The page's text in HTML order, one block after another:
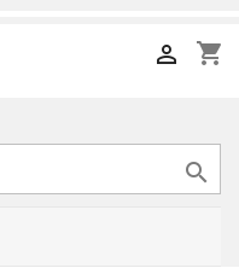
shopping_cart

